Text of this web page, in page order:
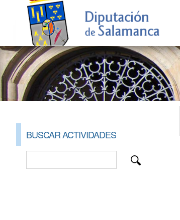
BUSCAR ACTIVIDADES